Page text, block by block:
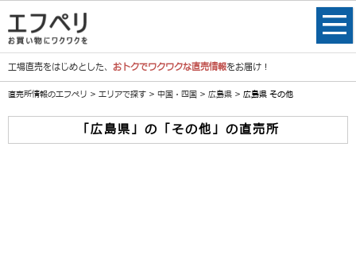
工場直売をはじめとした、 おトクでワクワクな直売情報をお届け！
直売所情報のエフペリ > エリアで探す > 中国・四国 > 広島県 > 広島県 その他
「広島県」の「その他」の直売所